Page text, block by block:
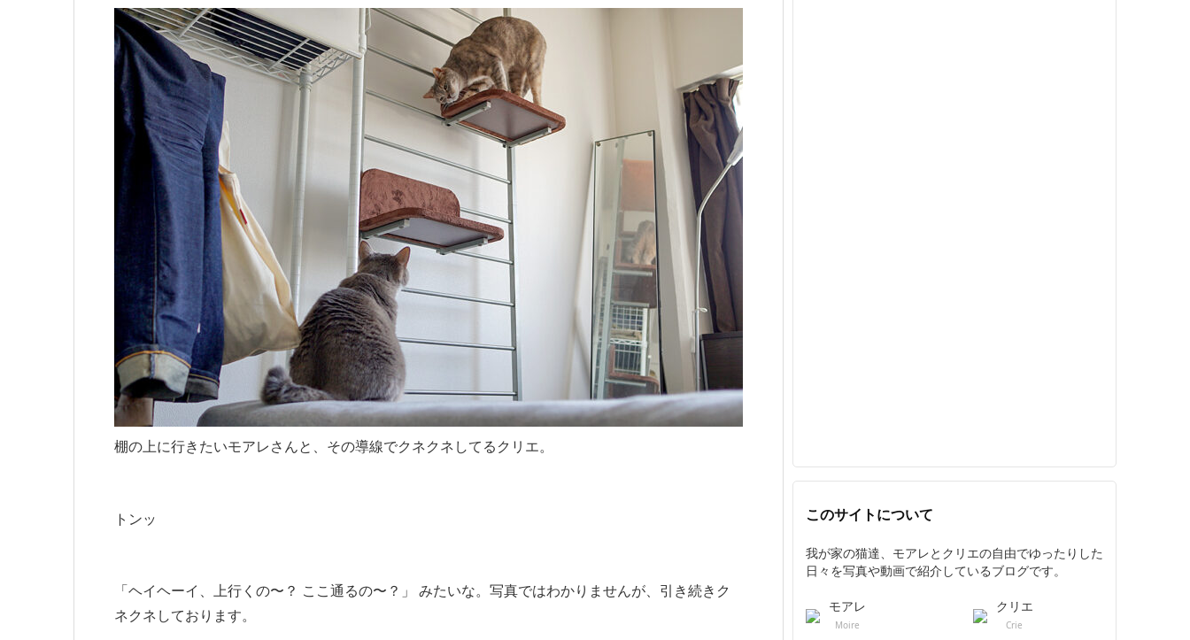
棚の上に行きたいモアレさんと、その導線でクネクネしてるクリエ。
トンッ
「ヘイヘーイ、上行くの〜？ ここ通るの〜？」 みたいな。写真ではわかりませんが、引き続きク
ネクネしております。
このサイトについて
我が家の猫達、モアレとクリエの自由でゆったりした
日々を写真や動画で紹介しているブログです。
モアレ
Moire
クリエ
Crie